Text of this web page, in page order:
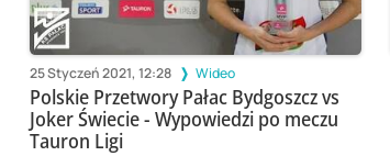
25 Styczeń 2021, 12:28 Wideo
Polskie Przetwory Pałac Bydgoszcz vs
Joker Świecie - Wypowiedzi po meczu
Tauron Ligi